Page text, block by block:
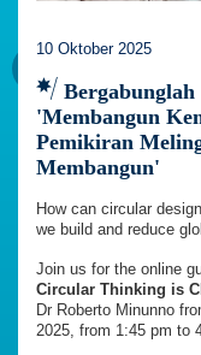
10 Oktober 2025
'Membangun
Pemikiran
Membangun'
How can circular
we build and reduce
Join us for the online
Circular Thinking is
Dr Roberto Minunno
2025, from 1:45 pm to